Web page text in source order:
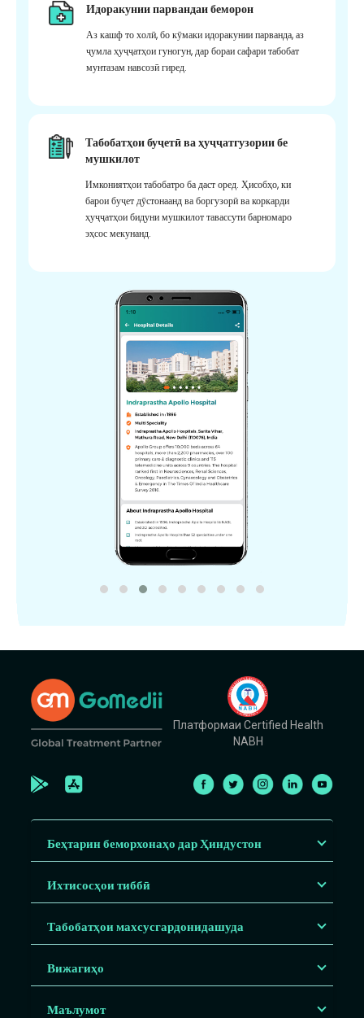
Идоракунии парвандаи беморон
Аз кашф то холӣ, бо кӯмаки идоракунии парванда, аз
ҷумла ҳуҷҷатҳои гуногун, дар бораи сафари табобат
мунтазам навсозӣ гиред.
Табобатҳои буҷетӣ ва ҳуҷҷатгузории бе
мушкилот
Имкониятҳои табобатро ба даст оред. Ҳисобҳо, ки
барои буҷет дӯстонаанд ва боргузорӣ ва коркарди
ҳуҷҷатҳои бидуни мушкилот тавассути барномаро
эҳсос мекунанд.
Платформаи Certified Health
NABH
Беҳтарин беморхонаҳо дар Ҳиндустон
Ихтисосҳои тиббӣ
Табобатҳои махсусгардонидашуда
Вижагиҳо
Маълумот